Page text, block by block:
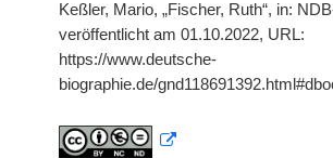
Keßler, Mario, „Fischer, Ruth“, in:
veröffentlicht am 01.10.2022, URL:
https://www.deutsche-
biographie.de/